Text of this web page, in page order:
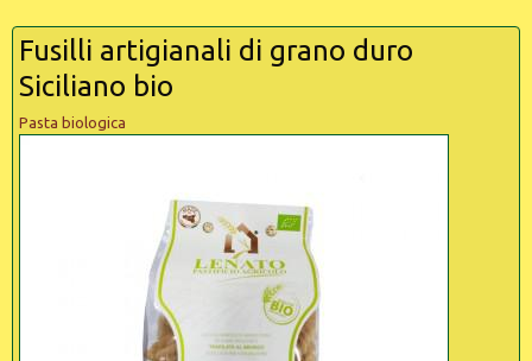
Fusilli artigianali di grano duro
Siciliano bio
Pasta biologica